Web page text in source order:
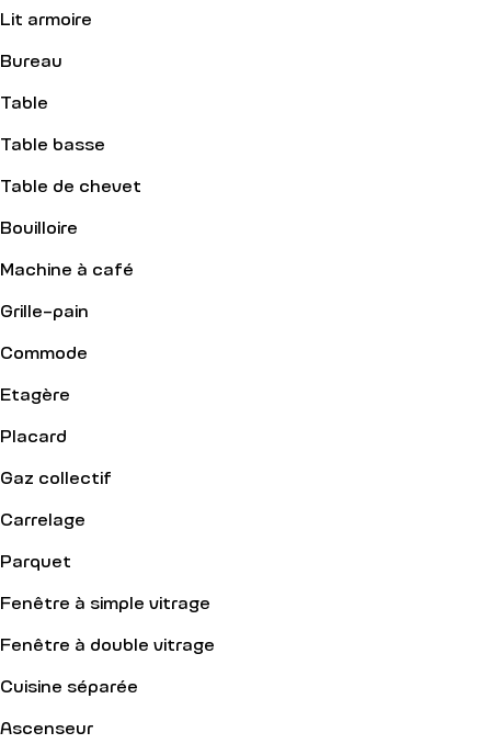
Lit armoire
Bureau
Table
Table basse
Table de chevet
Bouilloire
Machine à café
Grille-pain
Commode
Etagère
Placard
Gaz collectif
Carrelage
Parquet
Fenêtre à simple vitrage
Fenêtre à double vitrage
Cuisine séparée
Ascenseur